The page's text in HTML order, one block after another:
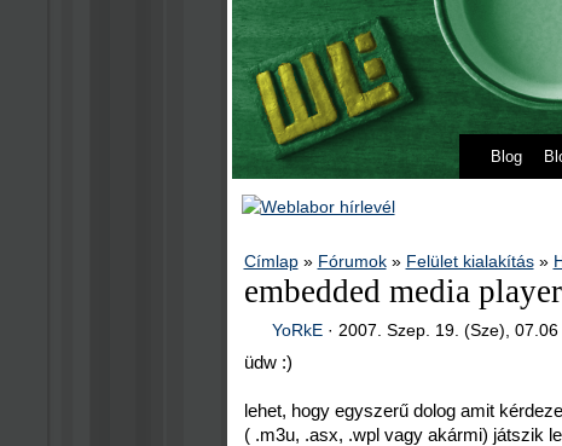
Blog
Címlap» Fórumok» Felület kialakítás»
embedded media
YoRkE · 2007. Szep. 19. (Sze), 07.06
üdw :)
lehet, hogy egyszerű dolog amit
( .m3u, .asx, .wpl vagy akármi) játszik